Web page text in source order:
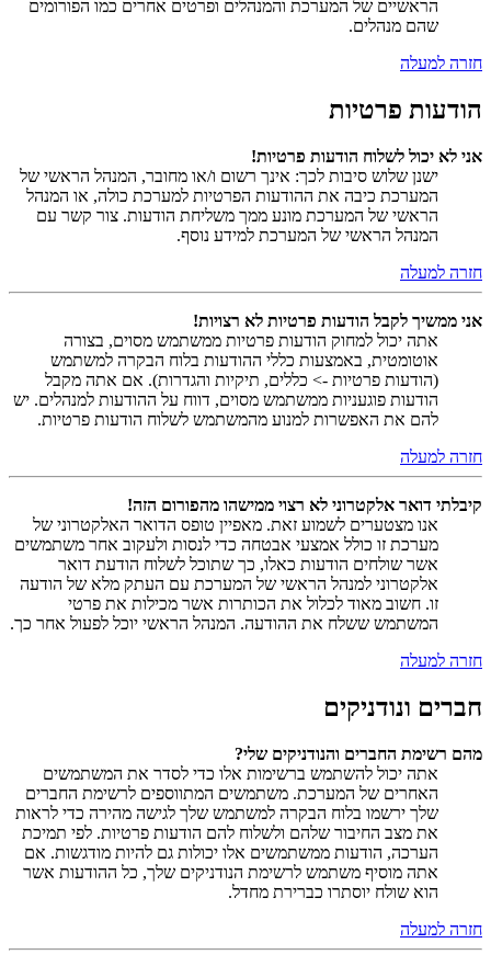
הראשיים של המערכת והמנהלים ופרטים אחרים כמו הפורומים
שהם מנהלים.
חזרה למעלה
הודעות פרטיות
אני לא יכול לשלוח הודעות פרטיות!
ישנן שלוש סיבות לכך: אינך רשום ו/או מחובר, המנהל הראשי של
המערכת כיבה את ההודעות הפרטיות למערכת כולה, או המנהל
הראשי של המערכת מונע ממך משליחת הודעות. צור קשר עם
המנהל הראשי של המערכת למידע נוסף.
חזרה למעלה
אני ממשיך לקבל הודעות פרטיות לא רצויות!
אתה יכול למחוק הודעות פרטיות ממשתמש מסוים, בצורה
אוטומטית, באמצעות כללי ההודעות בלוח הבקרה למשתמש
(הודעות פרטיות -> כללים, תיקיות והגדרות). אם אתה מקבל
הודעות פוגעניות ממשתמש מסוים, דווח על ההודעות למנהלים. יש
להם את האפשרות למנוע מהמשתמש לשלוח הודעות פרטיות.
חזרה למעלה
קיבלתי דואר אלקטרוני לא רצוי ממישהו מהפורום הזה!
אנו מצטערים לשמוע זאת. מאפיין טופס הדואר האלקטרוני של
מערכת זו כולל אמצעי אבטחה כדי לנסות ולעקוב אחר משתמשים
אשר שולחים הודעות כאלו, כך שתוכל לשלוח הודעת דואר
אלקטרוני למנהל הראשי של המערכת עם העתק מלא של הודעה
זו. חשוב מאוד לכלול את הכותרות אשר מכילות את פרטי
המשתמש ששלח את ההודעה. המנהל הראשי יוכל לפעול אחר כך.
חזרה למעלה
חברים ונודניקים
מהם רשימת החברים והנודניקים שלי?
אתה יכול להשתמש ברשימות אלו כדי לסדר את המשתמשים
האחרים של המערכת. משתמשים המתווספים לרשימת החברים
שלך ירשמו בלוח הבקרה למשתמש שלך לגישה מהירה כדי לראות
את מצב החיבור שלהם ולשלוח להם הודעות פרטיות. לפי תמיכת
הערכה, הודעות ממשתמשים אלו יכולות גם להיות מודגשות. אם
אתה מוסיף משתמש לרשימת הנודניקים שלך, כל ההודעות אשר
הוא שולח יוסתרו כברירת מחדל.
חזרה למעלה